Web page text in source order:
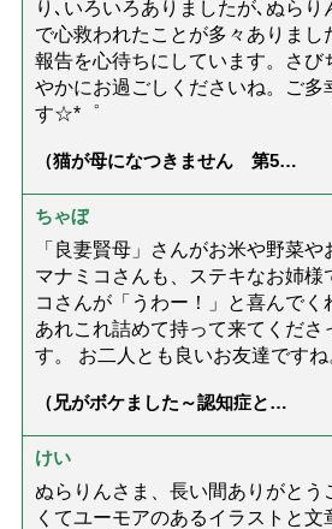
り､いろいろありましたが､ぬら
で心救われたことが多々ありまし
報告を心待ちにしています。さび
やかにお過ごしくださいね。ご多
す☆*゜
（猫が母になつきません 第500
ちゃぼ
「良妻賢母」さんがお米や野菜
マナミコさんも、ステキなお姉様
コさんが「うわー！」と喜んでく
あれこれ詰めて持って来てくださ
す。 お二人とも良いお友達ですね
（兄がボケました～認知症と介
達』が届きました」）
けい
ぬらりんさま、長い間ありがとう
くてユーモアのあるイラストと文